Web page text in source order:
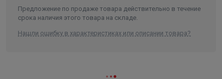
Предложение по продаже товара действительно в течение
срока наличия этого товара на складе.
Нашли ошибку в характеристиках или описании товара?